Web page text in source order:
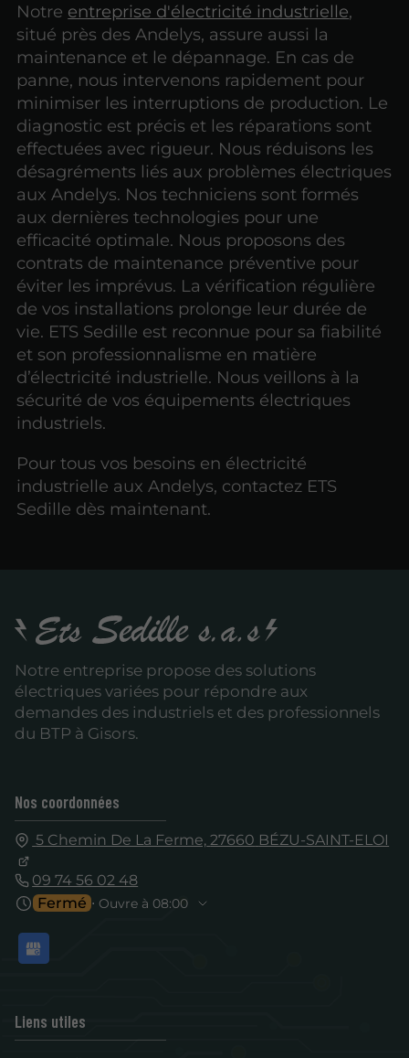
Notre entreprise d'électricité industrielle,
situé près des Andelys, assure aussi la
maintenance et le dépannage. En cas de
panne, nous intervenons rapidement pour
minimiser les interruptions de production. Le
diagnostic est précis et les réparations sont
effectuées avec rigueur. Nous réduisons les
désagréments liés aux problèmes électriques
aux Andelys. Nos techniciens sont formés
aux dernières technologies pour une
efficacité optimale. Nous proposons des
contrats de maintenance préventive pour
éviter les imprévus. La vérification régulière
de vos installations prolonge leur durée de
vie. ETS Sedille est reconnue pour sa fiabilité
et son professionnalisme en matière
d’électricité industrielle. Nous veillons à la
sécurité de vos équipements électriques
industriels.
Pour tous vos besoins en électricité
industrielle aux Andelys, contactez ETS
Sedille dès maintenant.
Notre entreprise propose des solutions
électriques variées pour répondre aux
demandes des industriels et des professionnels
du BTP à Gisors.
Nos coordonnées
5 Chemin De La Ferme, 27660 BÉZU-SAINT-ELOI
09 74 56 02 48
Fermé ⋅ Ouvre à 08:00
Liens utiles